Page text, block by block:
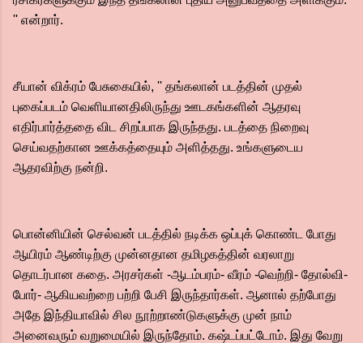
'' என்றார்.
சீயான் விக்ரம் பேசுகையில், '' தங்கலான் படத்தின் முதல்
புகைப்படம் வெளியானதிலிருந்து ஊடகங்களின் ஆதரவு
எதிர்பார்த்ததை விட சிறப்பாக இருந்தது. படத்தை நிறைவு
செய்வதற்கான ஊக்கத்தையும் அளித்தது. உங்களுடைய
ஆதரவிற்கு நன்றி.
பொன்னியின் செல்வன் படத்தில் நடிக்க ஒப்புக் கொண்ட போது
ஆயிரம் ஆண்டிற்கு முன்னதான தமிழகத்தின் வரலாறு
தொடர்பான கதை. அரசர்கள் -ஆடம்பரம்- வீரம் -வெற்றி- தோல்வி-
போர்- ஆகியவற்றை பற்றி பேசி இருந்தார்கள்.‌ ஆனால் தற்போது
அதே இந்தியாவில் சில நூற்றாண்டுகளுக்கு முன் நாம்
அனைவரும் வறுமையில் இருந்தோம். கஷ்டப்பட்டோம். இது வேறு